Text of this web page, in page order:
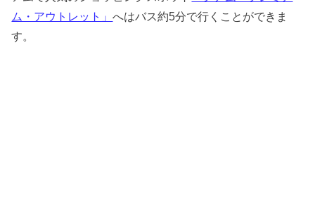
ム・アウトレット」へはバス約5分で行くことができま
す。